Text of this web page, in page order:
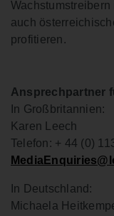
auch
profitieren.
Ansprechpartner
In Großbritannien:
Karen Leech
Telefon: + 44 (0)
In Deutschland:
Michaela